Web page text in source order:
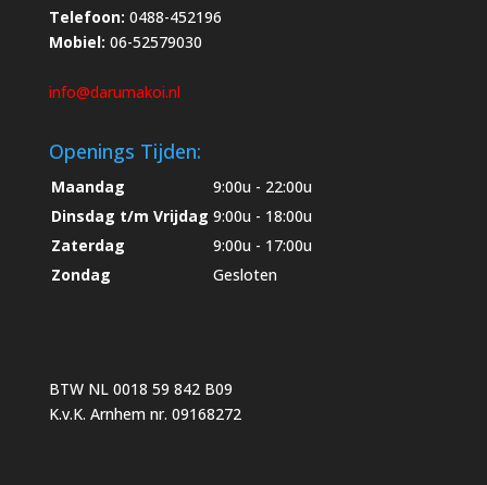
Telefoon: 0488-452196
Mobiel: 06-52579030
info@darumakoi.nl
Openings Tijden:
Maandag
9:00u - 22:00u
Dinsdag t/m Vrijdag 9:00u - 18:00u
Zaterdag
9:00u - 17:00u
Zondag
Gesloten
BTW NL 0018 59 842 B09
K.v.K. Arnhem nr. 09168272